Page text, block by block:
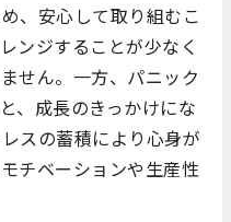
、安心して取り組むこ
ンジすることが少なく
せん。一方、パニック
、成長のきっかけにな
スの蓄積により心身が
チベーションや生産性